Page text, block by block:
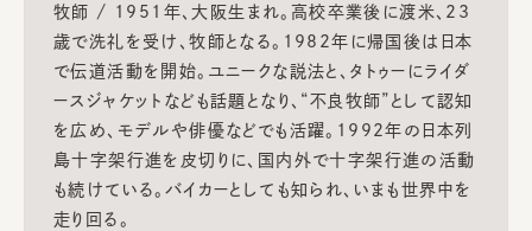
牧師 / 1951年、大阪生まれ。高校卒業後に渡米、23
歳で洗礼を受け、牧師となる。1982年に帰国後は日本
で伝道活動を開始。ユニークな説法と、タトゥーにライダ
ースジャケットなども話題となり、“不良牧師”として認知
を広め、モデルや俳優などでも活躍。1992年の日本列
島十字架行進を皮切りに、国内外で十字架行進の活動
も続けている。バイカーとしても知られ、いまも世界中を
走り回る。